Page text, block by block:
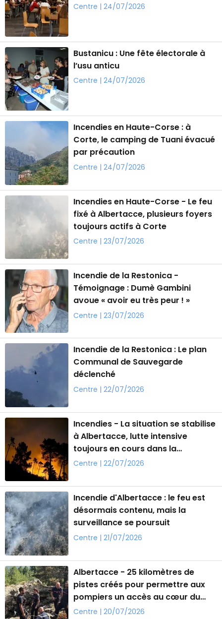
Centre | 24/07/2026
Bustanicu : Une fête électorale à
l’usu anticu
Centre | 24/07/2026
Incendies en Haute-Corse : à
Corte, le camping de Tuani évacué
par précaution
Centre | 24/07/2026
Incendies en Haute-Corse - Le feu
fixé à Albertacce, plusieurs foyers
toujours actifs à Corte
Centre | 23/07/2026
Incendie de la Restonica -
Témoignage : Dumè Gambini
avoue « avoir eu très peur ! »
Centre | 23/07/2026
Incendie de la Restonica : Le plan
Communal de Sauvegarde
déclenché
Centre | 22/07/2026
Incendies - La situation se stabilise
à Albertacce, lutte intensive
toujours en cours dans la
Restonica
Centre | 22/07/2026
Incendie d'Albertacce : le feu est
désormais contenu, mais la
surveillance se poursuit
Centre | 21/07/2026
Albertacce - 25 kilomètres de
pistes créés pour permettre aux
pompiers un accès au cœur du
sinistre
Centre | 20/07/2026